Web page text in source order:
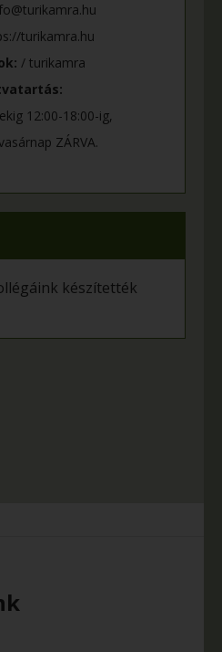
turikamra.hu
/ turikamra
12:00-18:00-ig,
ZÁRVA.
készítették